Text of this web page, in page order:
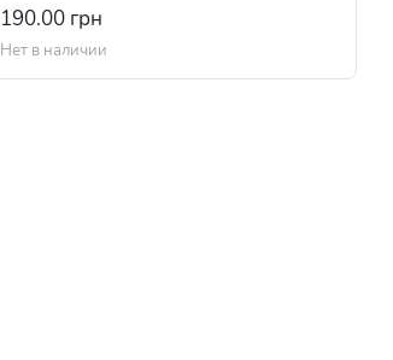
190.00 грн
Нет в наличии